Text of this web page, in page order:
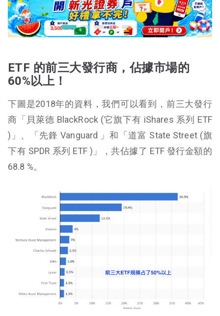
ETF 的前三大發行商，佔據市場的
60%以上！
下圖是2018年的資料，我們可以看到，前三大發行
商「貝萊德 BlackRock (它旗下有 iShares 系列 ETF
)」、「先鋒 Vanguard 」和「道富 State Street (旗
下有 SPDR 系列 ETF )」，共佔據了 ETF 發行金額的
68.8 %。